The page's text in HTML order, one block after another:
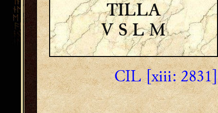
TILLA
V S L M
CIL [xiii: 2831]